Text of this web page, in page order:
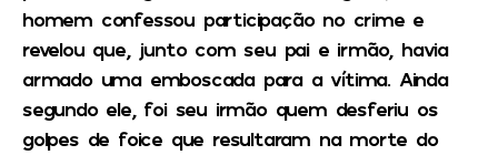
homem confessou participação no crime e
revelou que, junto com seu pai e irmão, havia
armado uma emboscada para a vítima. Ainda
segundo ele, foi seu irmão quem desferiu os
golpes de foice que resultaram na morte do